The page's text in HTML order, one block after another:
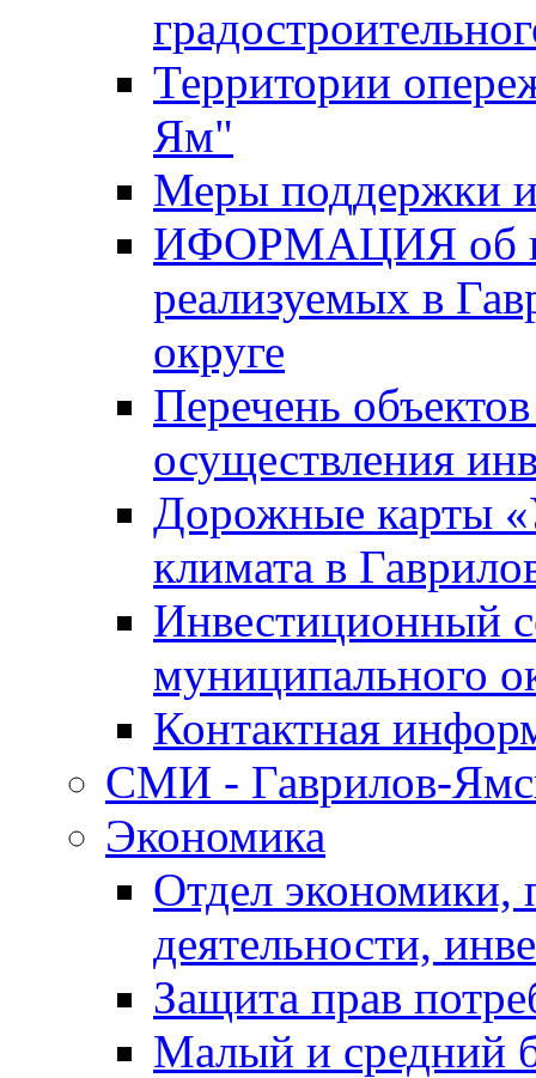
Территории
Ям"
Меры поддержки
ИФОРМАЦИЯ об
реализуемых в
округе
Перечень
осуществления
Дорожные карты
климата в
Инвестиционный
муниципального
Контактная
СМИ - Гаврилов-
Экономика
Отдел экономики,
деятельности,
Защита прав
Малый и средний